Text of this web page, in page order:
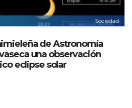
Sociedad
de Astronomía
una observación
eclipse solar